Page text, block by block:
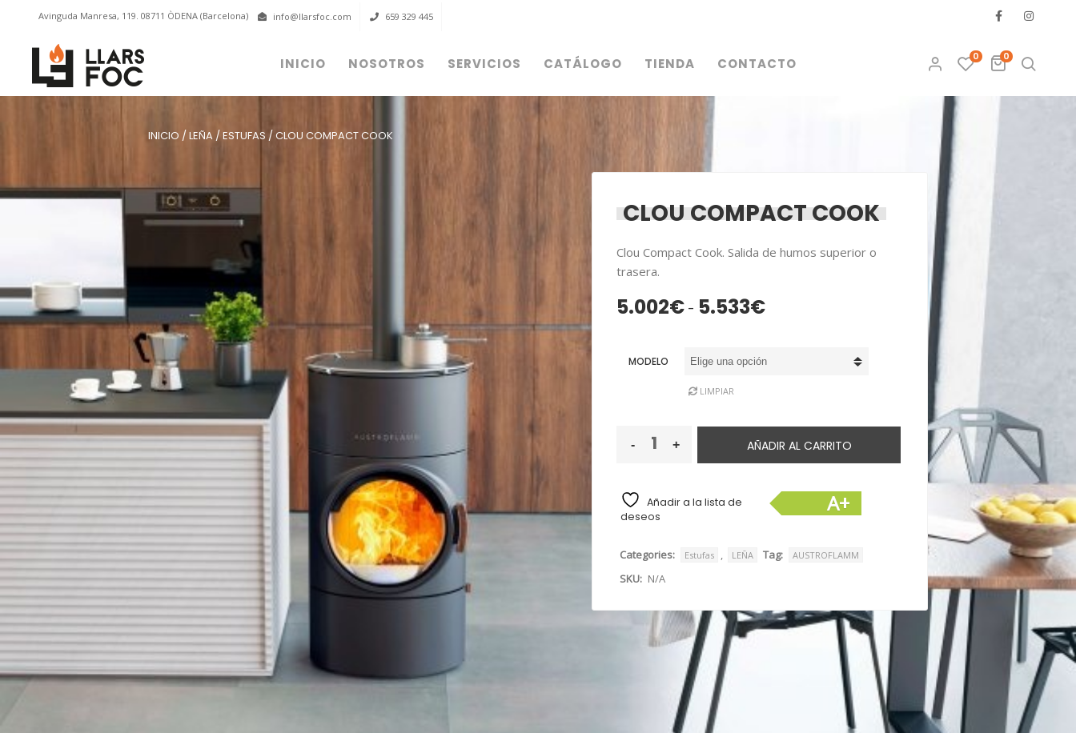
Avinguda Manresa, 119. 08711 ÒDENA (Barcelona) info@llarsfoc.com 659 329 445
0
0
Acceder
OBLIGATORIO
RECUÉRDAME ACCESO
INICIO NOSOTROS SERVICIOS CATÁLOGO TIENDA CONTACTO
INICIO /LEÑA /ESTUFAS /CLOU COMPACT COOK
CLOU COMPACT COOK
Clou Compact Cook. Salida de humos superior o
trasera.
5.002€ - 5.533€Rango
desde
5.533€
MODELO
LIMPIAR
AÑADIR AL CARRITO
Añadir a la lista de
deseos
A+
Categories: Estufas , LEÑA Tag: AUSTROFLAMM
SKU: N/A